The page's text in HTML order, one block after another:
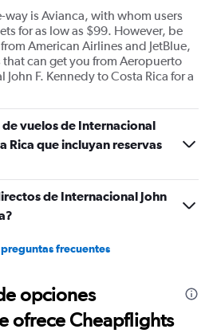
way is Avianca, with whom users
for as low as $99. However, be
American Airlines and JetBlue,
can get you from Aeropuerto
F. Kennedy to Costa Rica for a
vuelos de Internacional
Rica que incluyan reservas
de Internacional John
preguntas frecuentes
opciones
ofrece Cheapflights